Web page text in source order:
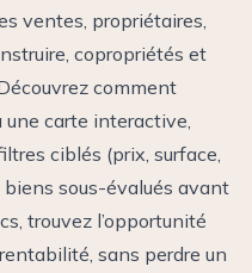
ventes, propriétaires,
copropriétés et
comment
carte interactive,
ciblés (prix, surface,
sous-évalués avant
trouvez l’opportunité
sans perdre un